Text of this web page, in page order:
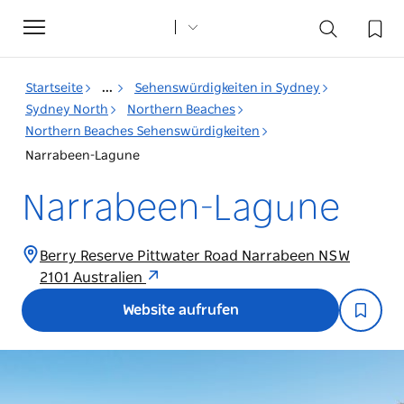
Toggle
navigation
Startseite ...
Sehenswürdigkeiten in Sydney
Sydney North
Northern Beaches
Northern Beaches Sehenswürdigkeiten
Narrabeen-Lagune
Narrabeen-Lagune
Berry Reserve Pittwater Road Narrabeen NSW
2101 Australien
Website aufrufen